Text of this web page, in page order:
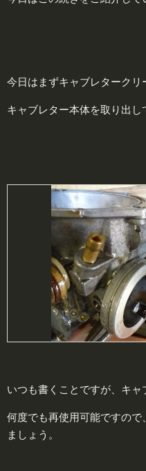
今日はまずキャブレターク
キャブレター本体を取り出し
いつも書くことですが、キ
何度でも再使用可能ですので
ましょう。